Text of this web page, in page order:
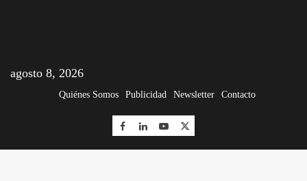
agosto 8, 2026
Quiénes Somos Publicidad Newsletter Contacto